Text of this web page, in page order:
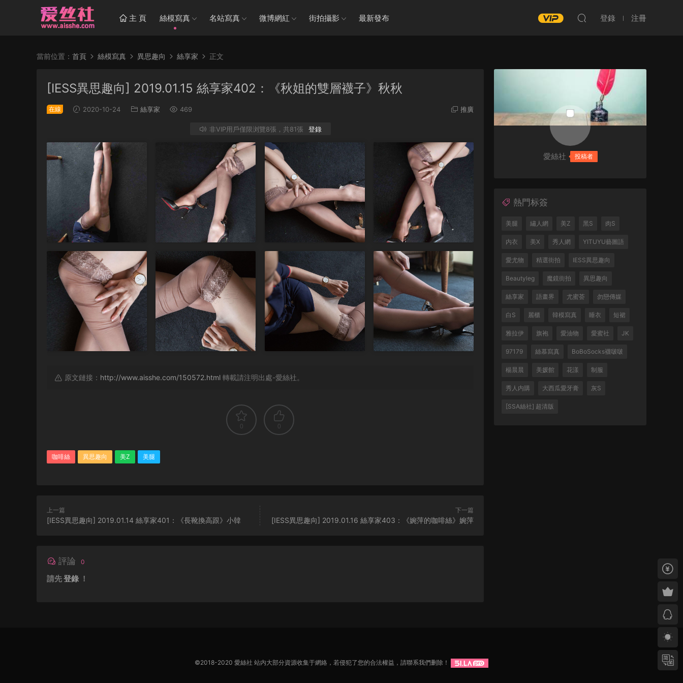
主 頁 絲模寫真 名站寫真 微博網紅 街拍攝影 最新發布 登錄 注冊
當前位置： 首頁 絲模寫真 異思趣向 絲享家 正文
[IESS異思趣向] 2019.01.15 絲享家402：《秋姐的雙層襪子》秋秋
在線 2020-10-24 絲享家 469 推廣
非VIP用戶僅限浏覽8張，共81張 登錄
原文鏈接： http://www.aisshe.com/150572.html 轉載請注明出處-愛絲社。
0 0
咖啡絲 異思趣向 美Z 美腿
上一篇
[IESS異思趣向] 2019.01.14 絲享家401：《長靴換高跟》小韓
下一篇
[IESS異思趣向] 2019.01.16 絲享家403：《婉萍的咖啡絲》婉萍
評論 0
請先登錄 ！
愛絲社 投稿者
熱門标簽
美腿 繡人網 美Z 黑S 肉S
内衣 美X 秀人網 YITUYU藝圖語
愛尤物 精選街拍 IESS異思趣向
Beautyleg 魔鏡街拍 異思趣向
絲享家 語畫界 尤蜜荟 勿戀傳媒
白S 麗櫃 韓模寫真 睡衣 短裙
雅拉伊 旗袍 愛油物 愛蜜社 JK
97179 絲慕寫真 BoBoSocks襪啵啵
楊晨晨 美媛館 花漾 制服
秀人内購 大西瓜愛牙膏 灰S
[SSA絲社] 超清版
©2018-2020 愛絲社 站内大部分資源收集于網絡，若侵犯了您的合法權益，請聯系我們删除！